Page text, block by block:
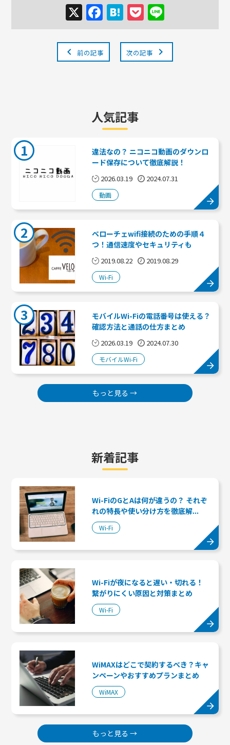
X Facebook
HatenaPocket
chevron_left 前の記事 次の記事 chevron_right
人気記事
違法なの？ ニコニコ動画のダウンロ
ード保存について徹底解説！
2026.03.19 2024.07.31
動画
1
ベローチェwifi接続のための手順４
つ！通信速度やセキュリティも
2019.08.22 2019.08.29
Wi-Fi
2
モバイルWi-Fiの電話番号は使える？
確認方法と通話の仕方まとめ
2026.03.19 2024.07.30
モバイルWi-Fi
3
もっと見る →
新着記事
Wi-FiのGとAは何が違うの？ それぞ
れの特長や使い分け方を徹底解...
Wi-Fi
Wi-Fiが夜になると遅い・切れる！
繋がりにくい原因と対策まとめ
Wi-Fi
WiMAXはどこで契約するべき？キャ
ンペーンやおすすめプランまとめ
WiMAX
もっと見る →